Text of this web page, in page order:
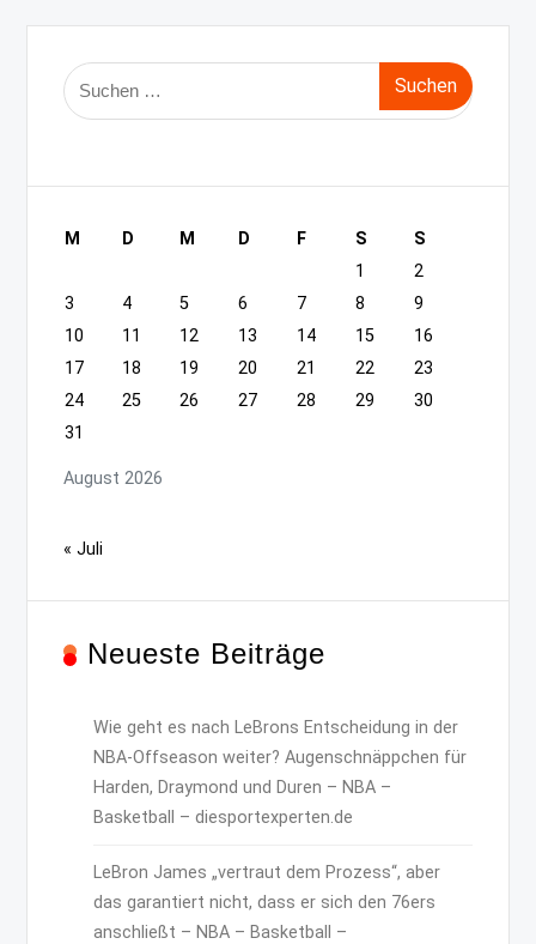
Suche
nach:
August 2026
M D M D F S
S
1
2
3
4 5 6 7 8
9
10
11 12 13 14 15
16
17
18 19 20 21 22
23
24
25 26 27 28 29
30
31
« Juli
Neueste Beiträge
Wie geht es nach LeBrons Entscheidung in der
NBA-Offseason weiter? Augenschnäppchen für
Harden, Draymond und Duren – NBA –
Basketball – diesportexperten.de
LeBron James „vertraut dem Prozess“, aber
das garantiert nicht, dass er sich den 76ers
anschließt – NBA – Basketball –